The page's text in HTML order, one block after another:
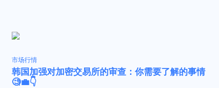
市场行情
韩国加强对加密交易所的审查：你需要了解的事情
🧐💼👇